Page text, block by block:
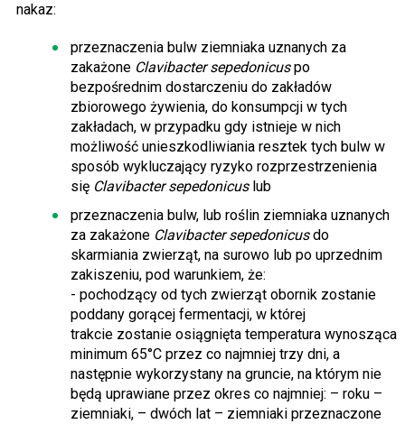
nakaz:
przeznaczenia bulw ziemniaka uznanych za
zakażone Clavibacter sepedonicuspo
bezpośrednim dostarczeniu do zakładów
zbiorowego żywienia, do konsumpcji w tych
zakładach, w przypadku gdy istnieje w nich
możliwość unieszkodliwiania resztek tych bulw w
sposób wykluczający ryzyko rozprzestrzenienia
się Clavibacter sepedonicuslub
przeznaczenia bulw, lub roślin ziemniaka uznanych
za zakażone Clavibacter sepedonicusdo
skarmiania zwierząt, na surowo lub po uprzednim
zakiszeniu, pod warunkiem, że:
- pochodzący od tych zwierząt obornik zostanie
poddany gorącej fermentacji, w której
trakcie zostanie osiągnięta temperatura wynosząca
minimum 65°C przez co najmniej trzy dni, a
następnie wykorzystany na gruncie, na którym nie
będą uprawiane przez okres co najmniej: – roku –
ziemniaki, – dwóch lat – ziemniaki przeznaczone